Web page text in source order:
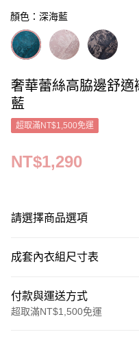
顏色：深海藍
奢華蕾絲高脇邊舒
藍
超取滿NT$1,500免運
NT$1,290
請選擇商品選項
成套內衣組尺寸表
付款與運送方式
超取滿NT$1,500免運